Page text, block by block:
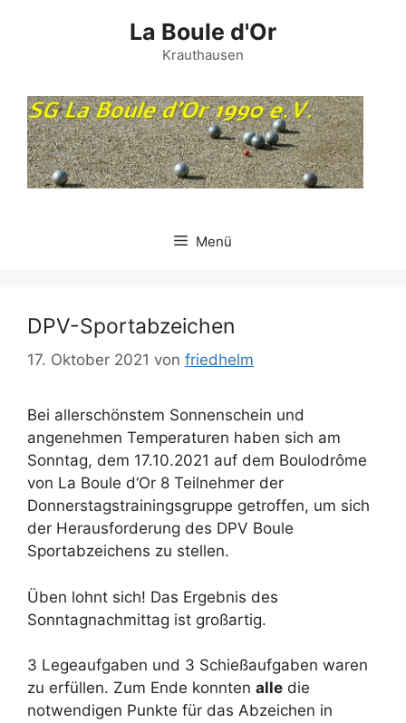
La Boule d'Or
Krauthausen
Menü
DPV-Sportabzeichen
17. Oktober 2021 von friedhelm
Bei allerschönstem Sonnenschein und
angenehmen Temperaturen haben sich am
Sonntag, dem 17.10.2021 auf dem Boulodrôme
von La Boule d‘Or 8 Teilnehmer der
Donnerstagstrainingsgruppe getroffen, um sich
der Herausforderung des DPV Boule
Sportabzeichens zu stellen.
Üben lohnt sich! Das Ergebnis des
Sonntagnachmittag ist großartig.
3 Legeaufgaben und 3 Schießaufgaben waren
zu erfüllen. Zum Ende konnten alle die
notwendigen Punkte für das Abzeichen in